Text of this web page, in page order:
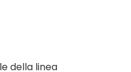
della linea